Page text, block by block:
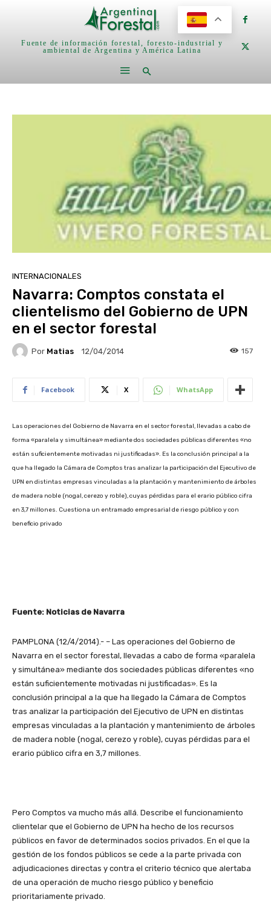
Fuente de información forestal, foresto-industrial y
ambiental de Argentina y América Latina
INTERNACIONALES
Navarra: Comptos constata el
clientelismo del Gobierno de UPN
en el sector forestal
Por Matias 12/04/2014 157
Facebook X WhatsApp
Las operaciones del Gobierno de Navarra en el sector forestal, llevadas a cabo de
forma «paralela y simultánea» mediante dos sociedades públicas diferentes «no
están suficientemente motivadas ni justificadas». Es la conclusión principal a la
que ha llegado la Cámara de Comptos tras analizar la participación del Ejecutivo de
UPN en distintas empresas vinculadas a la plantación y mantenimiento de árboles
de madera noble (nogal, cerezo y roble), cuyas pérdidas para el erario público cifra
en 3,7 millones. Cuestiona un entramado empresarial de riesgo público y con
beneficio privado
Fuente: Noticias de Navarra
PAMPLONA (12/4/2014).- – Las operaciones del Gobierno de
Navarra en el sector forestal, llevadas a cabo de forma «paralela
y simultánea» mediante dos sociedades públicas diferentes «no
están suficientemente motivadas ni justificadas». Es la
conclusión principal a la que ha llegado la Cámara de Comptos
tras analizar la participación del Ejecutivo de UPN en distintas
empresas vinculadas a la plantación y mantenimiento de árboles
de madera noble (nogal, cerezo y roble), cuyas pérdidas para el
erario público cifra en 3,7 millones.
Pero Comptos va mucho más allá. Describe el funcionamiento
clientelar que el Gobierno de UPN ha hecho de los recursos
públicos en favor de determinados socios privados. En el que la
gestión de los fondos públicos se cede a la parte privada con
adjudicaciones directas y contra el criterio técnico que alertaba
de una operación de mucho riesgo público y beneficio
prioritariamente privado.